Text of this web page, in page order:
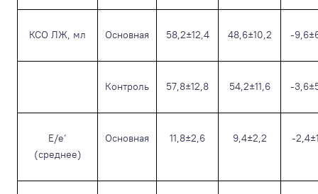
КСО ЛЖ, мл Основная 58,2±12,4 48,6±10,2 -
Контроль 57,8±12,8 54,2±11,6 -
Е/е’
(среднее)
Основная 11,8±2,6 9,4±2,2 -